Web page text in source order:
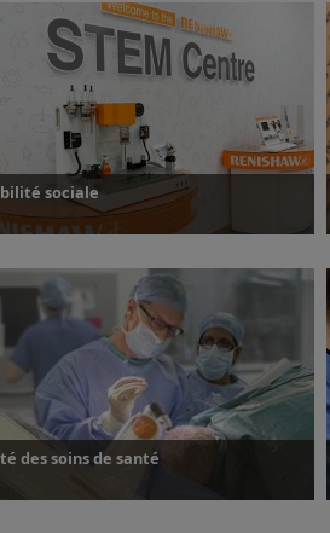
Événements
sociale
des soins de santé